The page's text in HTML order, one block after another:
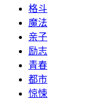
格斗
魔法
亲子
励志
青春
都市
惊悚